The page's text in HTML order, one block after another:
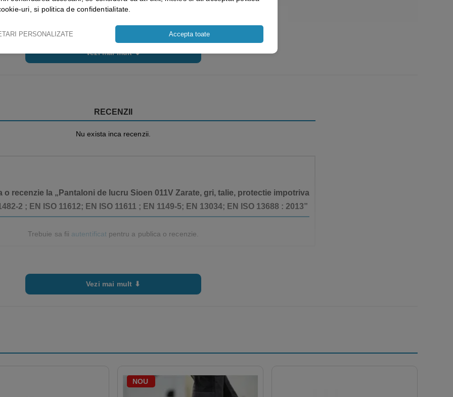
2015 / Class 1 – A1 A2
+ A1 : 2009 Type PB [6]
Vezi mai mult ⬇
RECENZII
Nu exista inca recenzii.
o recenzie la „Pantaloni de lucru Sioen 011V Zarate, gri, talie, protectie impotriva
2 ; EN ISO 11612; EN ISO 11611 ; EN 1149-5; EN 13034; EN ISO 13688 : 2013”
Trebuie sa fii autentificat pentru a publica o recenzie.
Vezi mai mult ⬇
NOU
-18%
uri, si politica de confidentialitate.
PERSONALIZATE Accepta toate